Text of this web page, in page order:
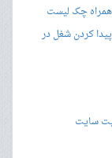
همراه چک لیست
کردن شغل در
سایت